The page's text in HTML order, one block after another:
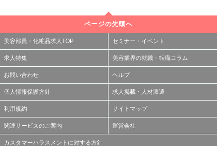
ページの先頭へ
美容部員・化粧品求人TOP セミナー・イベント
求人特集 美容業界の就職・転職コラム
お問い合わせ ヘルプ
個人情報保護方針 求人掲載・人材派遣
利用規約 サイトマップ
関連サービスのご案内 運営会社
カスタマーハラスメントに対する方針